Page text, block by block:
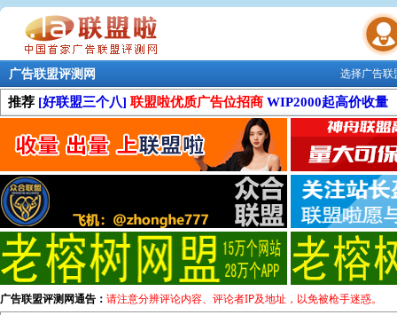
联盟学院
选择广告
广告联盟评测网
推荐 [好联盟三个八] 联盟啦优质广告位招商 WIP2000起高价收量
广告联盟评测网通告： 请注意分辨评论内容、评论者IP及地址，以免被枪手迷惑。